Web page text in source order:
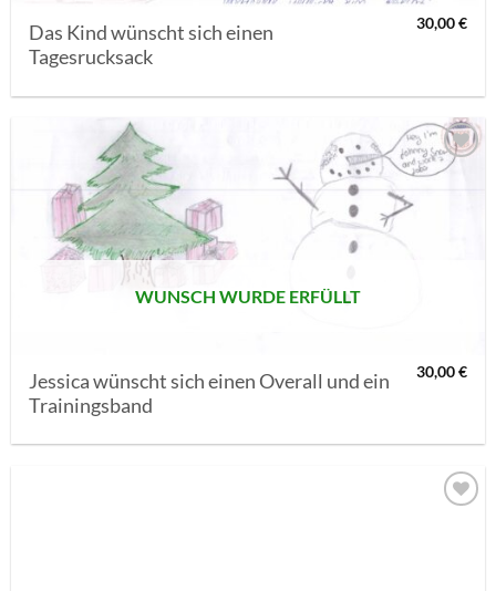
Das Kind wünscht sich einen
Tagesrucksack
30,00€
AUF MEINE
MERKLISTE
SETZEN
WUNSCH WURDE ERFÜLLT
Jessica wünscht sich einen Overall und ein
Trainingsband
30,00€